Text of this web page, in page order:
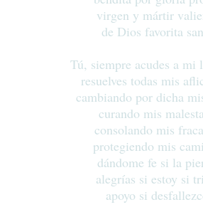
virgen y mártir
de Dios favorita
Tú, siempre acudes a mi
resuelves todas mis
cambiando por dicha
curando mis
consolando mis
protegiendo mis
dándome fe si la
alegrías si estoy si
apoyo si